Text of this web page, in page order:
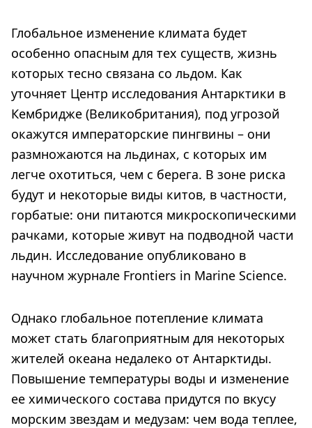
Глобальное изменение климата будет
особенно опасным для тех существ, жизнь
которых тесно связана со льдом. Как
уточняет Центр исследования Антарктики в
Кембридже (Великобритания), под угрозой
окажутся императорские пингвины – они
размножаются на льдинах, с которых им
легче охотиться, чем с берега. В зоне риска
будут и некоторые виды китов, в частности,
горбатые: они питаются микроскопическими
рачками, которые живут на подводной части
льдин. Исследование опубликовано в
научном журнале Frontiers in Marine Science.
Однако глобальное потепление климата
может стать благоприятным для некоторых
жителей океана недалеко от Антарктиды.
Повышение температуры воды и изменение
ее химического состава придутся по вкусу
морским звездам и медузам: чем вода теплее,